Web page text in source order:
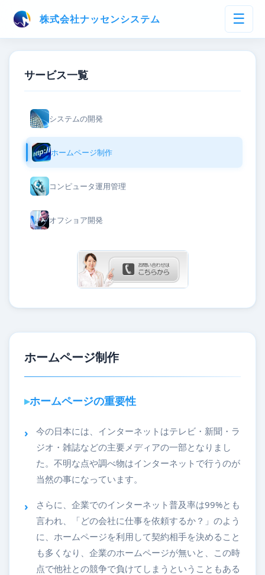
株式会社ナッセンシステム ☰
サービス一覧
システムの開発
ホームページ制作
コンピュータ運用管理
オフショア開発
ホームページ制作
ホームページの重要性
今の日本には、インターネットはテレビ・新聞・ラ
ジオ・雑誌などの主要メディアの一部となりまし
た。不明な点や調べ物はインターネットで行うのが
当然の事になっています。
さらに、企業でのインターネット普及率は99%とも
言われ、「どの会社に仕事を依頼するか？」のよう
に、ホームページを利用して契約相手を決めること
も多くなり、企業のホームページが無いと、この時
点で他社との競争で負けてしまうということもある